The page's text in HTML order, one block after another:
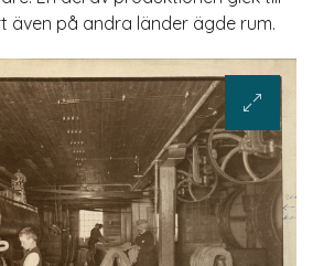
även på andra länder ägde rum.